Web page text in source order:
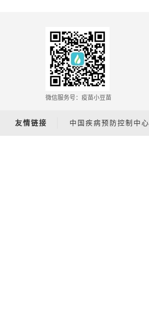
微信服务号：疫苗小豆苗
友情链接 中国疾病预防控制中心